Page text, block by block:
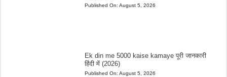
Published On: August 5, 2026
Ek din me 5000 kaise kamaye पूरी जानकारी
हिंदी में (2026)
Published On: August 5, 2026